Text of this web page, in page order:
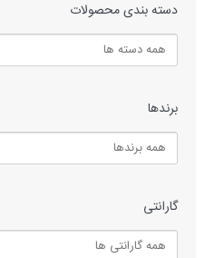
دسته بندی محصولات
برندها
گارانتی